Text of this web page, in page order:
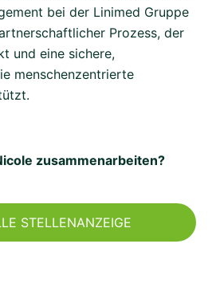
bei der Linimed Gruppe
Prozess, der
und eine sichere,
menschenzentrierte
zusammenarbeiten?
STELLENANZEIGE